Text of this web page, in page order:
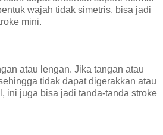
wajah tidak simetris, bisa jadi
mini.
atau lengan. Jika tangan atau
tidak dapat digerakkan atau
ini juga bisa jadi tanda-tanda stroke